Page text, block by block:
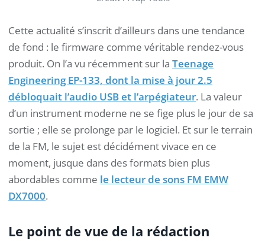
Cette actualité s’inscrit d’ailleurs dans une tendance
de fond : le firmware comme véritable rendez-vous
produit. On l’a vu récemment sur la Teenage
Engineering EP-133, dont la mise à jour 2.5
débloquait l’audio USB et l’arpégiateur. La valeur
d’un instrument moderne ne se fige plus le jour de sa
sortie ; elle se prolonge par le logiciel. Et sur le terrain
de la FM, le sujet est décidément vivace en ce
moment, jusque dans des formats bien plus
abordables comme le lecteur de sons FM EMW
DX7000.
Le point de vue de la rédaction